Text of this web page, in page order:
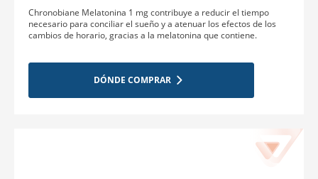
Chronobiane Melatonina 1 mg contribuye a reducir el tiempo
necesario para conciliar el sueño y a atenuar los efectos de los
cambios de horario, gracias a la melatonina que contiene.
DÓNDE COMPRAR